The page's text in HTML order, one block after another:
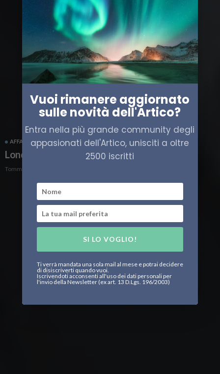
AFFARI MILITARI NORVEGIA REGNO UNITO
Londra e Oslo si affacciano al confine russo
Tommaso Bontempi
Vuoi rimanere aggiornato
sulle novità dell'Artico?
Entra nella più grande community degli
appasionati dell'Artico, unisciti a oltre
2500 iscritti
SI LO VOGLIO!
Ti verrà mandata una sola mail al mese e potrai decidere
di disiscriverti quando vuoi.
Iscrivendoti acconsenti all'uso dei dati personali per
l'invio della Newsletter (ex art. 13 D.Lgs. 196/2003)